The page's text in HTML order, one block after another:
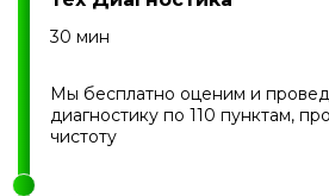
30 мин
Мы бесплатно оценим и
диагностику по 110 пунктам,
чистоту